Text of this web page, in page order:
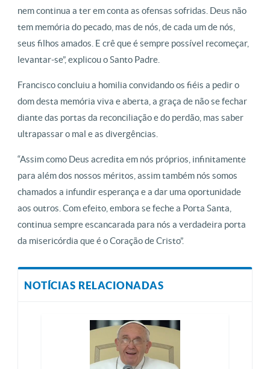
nem continua a ter em conta as ofensas sofridas. Deus não
tem memória do pecado, mas de nós, de cada um de nós,
seus filhos amados. E crê que é sempre possível recomeçar,
levantar-se”, explicou o Santo Padre.
Francisco concluiu a homilia convidando os fiéis a pedir o
dom desta memória viva e aberta, a graça de não se fechar
diante das portas da reconciliação e do perdão, mas saber
ultrapassar o mal e as divergências.
“Assim como Deus acredita em nós próprios, infinitamente
para além dos nossos méritos, assim também nós somos
chamados a infundir esperança e a dar uma oportunidade
aos outros. Com efeito, embora se feche a Porta Santa,
continua sempre escancarada para nós a verdadeira porta
da misericórdia que é o Coração de Cristo”.
NOTÍCIAS RELACIONADAS